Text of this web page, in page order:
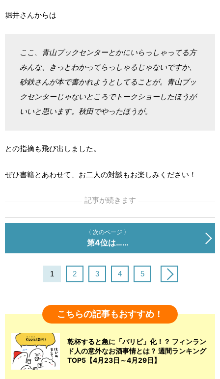
堀井さんからは
ここ、青山ブックセンターとかにいらっしゃってる方
みんな、きっとわかってらっしゃるじゃないですか、
砂鉄さんが本で書かれようとしてることが。青山ブッ
クセンターじゃないところでトークショーしたほうが
いいと思います。秋田でやったほうが。
との指摘も飛び出しました。
ぜひ書籍とあわせて、お二人の対談もお楽しみください！
記事が続きます
〈 次のページ 〉
第4位は……
1 2 3 4 5
こちらの記事もおすすめ！
乾杯すると急に「パリピ」化！？ フィンラン
ド人の意外なお酒事情とは？ 週間ランキング
TOP5【4月23日～4月29日】